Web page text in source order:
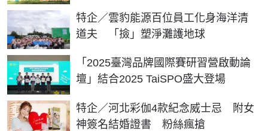
特企／雲豹能源百位員工化身海洋清
道夫 「撿」塑淨灘護地球
「2025臺灣品牌國際賽研習營啟動論
壇」結合2025 TaiSPO盛大登場
特企／河北彩伽4款紀念威士忌 附女
神簽名結婚證書 粉絲瘋搶